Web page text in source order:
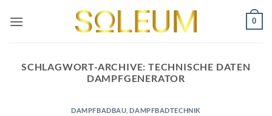
Inhalt
0
SCHLAGWORT-ARCHIVE:TECHNISCHE DATEN
DAMPFGENERATOR
DAMPFBADBAU ,DAMPFBADTECHNIK